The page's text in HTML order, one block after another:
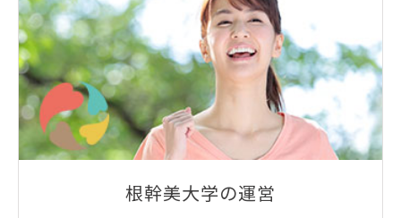
根幹美大学の運営